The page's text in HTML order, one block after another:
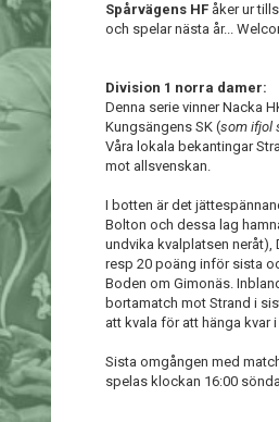
Spårvägens HF åker ur
och spelar nästa år...
Division 1 norra damer:
Denna serie vinner Nacka
Kungsängens SK (som ifjol
Våra lokala bekantingar
mot allsvenskan.
I botten är det
Bolton och dessa lag
undvika kvalplatsen neråt),
resp 20 poäng inför sista
Boden om Gimonäs.
bortamatch mot Strand i
att kvala för att hänga kvar i
Sista omgången med
spelas klockan 16:00